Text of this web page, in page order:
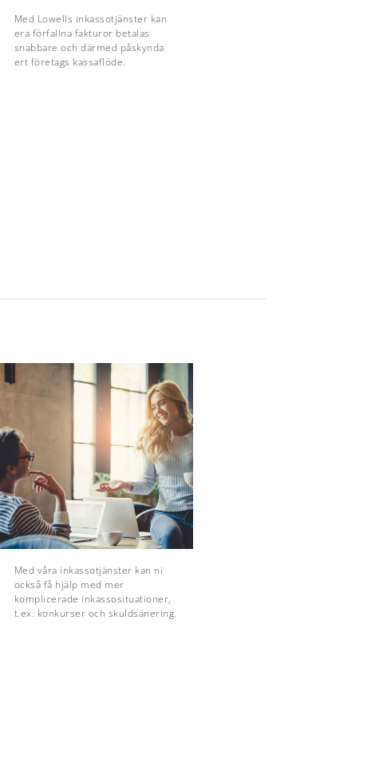
Med Lowells inkassotjänster kan
era förfallna fakturor betalas
snabbare och därmed påskynda
ert företags kassaflöde.
Med våra inkassotjänster kan ni
också få hjälp med mer
komplicerade inkassosituationer,
t.ex. konkurser och skuldsanering.